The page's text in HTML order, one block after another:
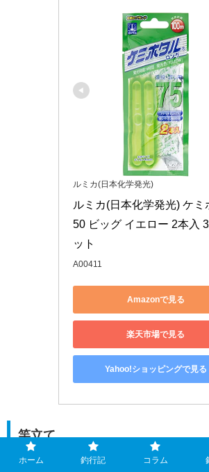
ルミカ(日本化学発光)
ルミカ(日本化学発光) ケミ
50 ビッグ イエロー 2本入
ット
A00411
Amazonで見る
楽天市場で見る
Yahoo!ショッピングで見る
竿立て
ホーム 釣行記 コラム